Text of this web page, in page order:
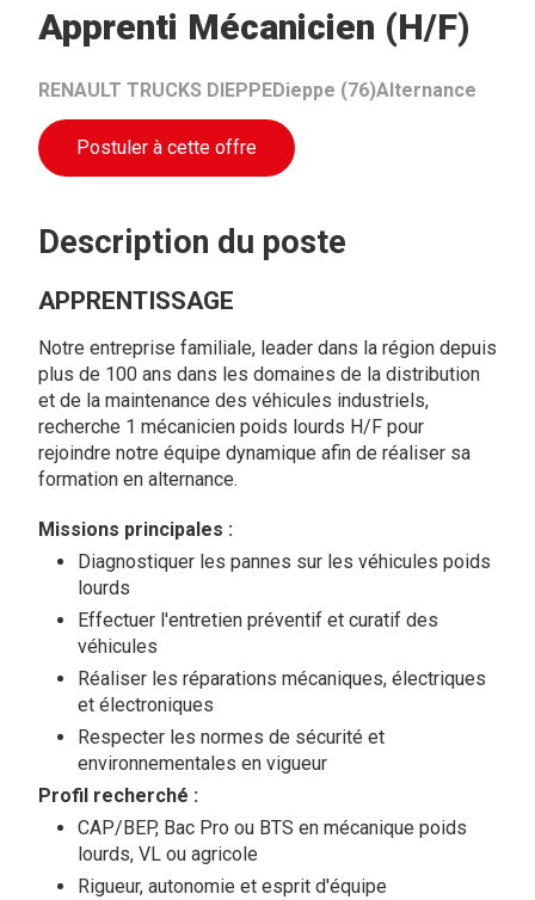
Apprenti Mécanicien (H/F)
RENAULT TRUCKS DIEPPEDieppe (76)Alternance
Postuler à cette offre
Description du poste
APPRENTISSAGE
Notre entreprise familiale, leader dans la région depuis
plus de 100 ans dans les domaines de la distribution
et de la maintenance des véhicules industriels,
recherche 1 mécanicien poids lourds H/F pour
rejoindre notre équipe dynamique afin de réaliser sa
formation en alternance.
Missions principales :
Diagnostiquer les pannes sur les véhicules poids
lourds
Effectuer l'entretien préventif et curatif des
véhicules
Réaliser les réparations mécaniques, électriques
et électroniques
Respecter les normes de sécurité et
environnementales en vigueur
Profil recherché :
CAP/BEP, Bac Pro ou BTS en mécanique poids
lourds, VL ou agricole
Rigueur, autonomie et esprit d'équipe